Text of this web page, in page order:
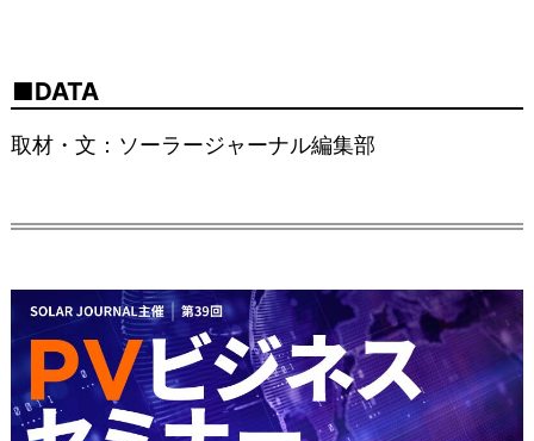
DATA
取材・文：ソーラージャーナル編集部